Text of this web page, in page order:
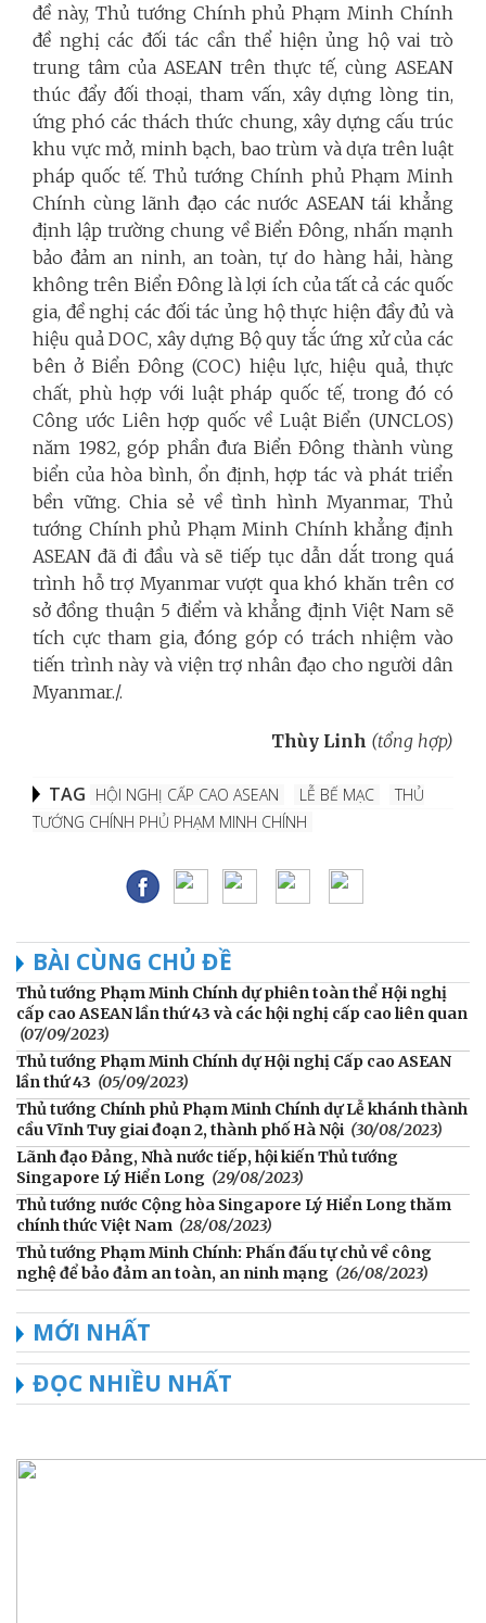
đề này, Thủ tướng Chính phủ Phạm Minh Chính
đề nghị các đối tác cần thể hiện ủng hộ vai trò
trung tâm của ASEAN trên thực tế, cùng ASEAN
thúc đẩy đối thoại, tham vấn, xây dựng lòng tin,
ứng phó các thách thức chung, xây dựng cấu trúc
khu vực mở, minh bạch, bao trùm và dựa trên luật
pháp quốc tế. Thủ tướng Chính phủ Phạm Minh
Chính cùng lãnh đạo các nước ASEAN tái khẳng
định lập trường chung về Biển Đông, nhấn mạnh
bảo đảm an ninh, an toàn, tự do hàng hải, hàng
không trên Biển Đông là lợi ích của tất cả các quốc
gia, đề nghị các đối tác ủng hộ thực hiện đầy đủ và
hiệu quả DOC, xây dựng Bộ quy tắc ứng xử của các
bên ở Biển Đông (COC) hiệu lực, hiệu quả, thực
chất, phù hợp với luật pháp quốc tế, trong đó có
Công ước Liên hợp quốc về Luật Biển (UNCLOS)
năm 1982, góp phần đưa Biển Đông thành vùng
biển của hòa bình, ổn định, hợp tác và phát triển
bền vững. Chia sẻ về tình hình Myanmar, Thủ
tướng Chính phủ Phạm Minh Chính khẳng định
ASEAN đã đi đầu và sẽ tiếp tục dẫn dắt trong quá
trình hỗ trợ Myanmar vượt qua khó khăn trên cơ
sở đồng thuận 5 điểm và khẳng định Việt Nam sẽ
tích cực tham gia, đóng góp có trách nhiệm vào
tiến trình này và viện trợ nhân đạo cho người dân
Myanmar./.
Thùy Linh (tổng hợp)
TAG HỘI NGHỊ CẤP CAO ASEAN LỄ BẾ MẠC
THỦ
TƯỚNG CHÍNH PHỦ PHẠM MINH CHÍNH
BÀI CÙNG CHỦ ĐỀ
Thủ tướng Phạm Minh Chính dự phiên toàn thể Hội nghị
cấp cao ASEAN lần thứ 43 và các hội nghị cấp cao liên quan
(07/09/2023)
Thủ tướng Phạm Minh Chính dự Hội nghị Cấp cao ASEAN
lần thứ 43 (05/09/2023)
Thủ tướng Chính phủ Phạm Minh Chính dự Lễ khánh thành
cầu Vĩnh Tuy giai đoạn 2, thành phố Hà Nội (30/08/2023)
Lãnh đạo Đảng, Nhà nước tiếp, hội kiến Thủ tướng
Singapore Lý Hiển Long (29/08/2023)
Thủ tướng nước Cộng hòa Singapore Lý Hiển Long thăm
chính thức Việt Nam (28/08/2023)
Thủ tướng Phạm Minh Chính: Phấn đấu tự chủ về công
nghệ để bảo đảm an toàn, an ninh mạng (26/08/2023)
MỚI NHẤT
ĐỌC NHIỀU NHẤT